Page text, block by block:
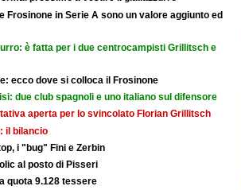
Frosinone in Serie A sono un valore aggiunto ed
è fatta per i due centrocampisti Grillitsch e
ecco dove si colloca il Frosinone
due club spagnoli e uno italiano sul difensore
aperta per lo svincolato Florian Grillitsch
il bilancio
i "bug" Fini e Zerbin
al posto di Pisseri
quota 9.128 tessere